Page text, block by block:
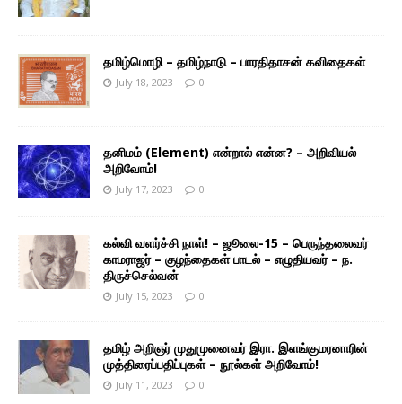
தமிழ்மொழி – தமிழ்நாடு – பாரதிதாசன் கவிதைகள்
July 18, 2023 0
தனிமம் (Element) என்றால் என்ன? – அறிவியல்
அறிவோம்!
July 17, 2023 0
கல்வி வளர்ச்சி நாள்! – ஜூலை-15 – பெருந்தலைவர்
காமராஜர் – குழந்தைகள் பாடல் – எழுதியவர் – ந.
திருச்செல்வன்
July 15, 2023 0
தமிழ் அறிஞர் முதுமுனைவர் இரா. இளங்குமரனாரின்
முத்திரைப்பதிப்புகள் – நூல்கள் அறிவோம்!
July 11, 2023 0